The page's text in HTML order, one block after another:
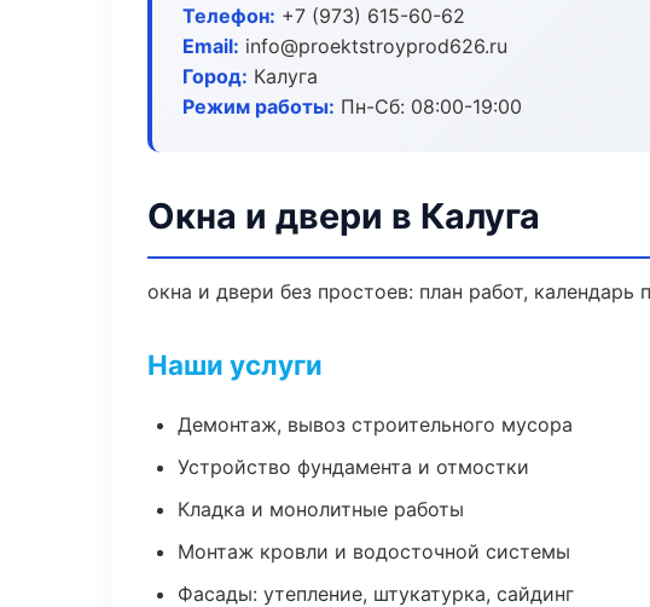
Телефон: +7 (973) 615-60-62
Email: info@proektstroyprod626.ru
Город: Калуга
Режим работы: Пн-Сб: 08:00-19:00
Окна и двери в Калуга
окна и двери без простоев: план работ,
Наши услуги
Демонтаж, вывоз строительного мусора
Устройство фундамента и отмостки
Кладка и монолитные работы
Монтаж кровли и водосточной системы
Фасады: утепление, штукатурка, сайдинг